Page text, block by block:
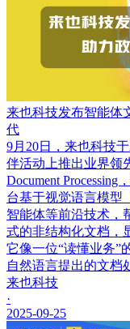
来也科技发布智能体
代
9月20日，来也科技
伴活动上推出业界领
Document
台基于视觉语言模型
智能体等前沿技术，
式的非结构化文档，
它像一位“读懂业务”
自然语言提出的文档
来也科技
·
2025-09-25